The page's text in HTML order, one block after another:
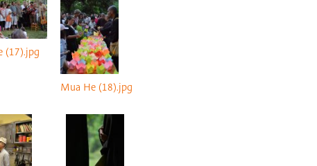
(17).jpg
Mua He (18).jpg